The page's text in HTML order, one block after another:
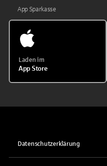
App Sparkasse
Laden im
App Store
Datenschutzerklärung